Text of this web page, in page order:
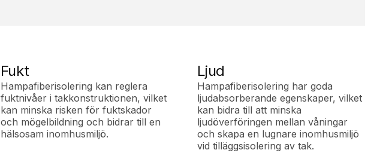
Fukt
Hampafiberisolering kan reglera
fuktnivåer i takkonstruktionen, vilket
kan minska risken för fuktskador
och mögelbildning och bidrar till en
hälsosam inomhusmiljö.
Ljud
Hampafiberisolering har goda
ljudabsorberande egenskaper, vilket
kan bidra till att minska
ljudöverföringen mellan våningar
och skapa en lugnare inomhusmiljö
vid tilläggsisolering av tak.